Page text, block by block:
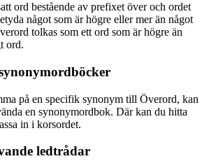
ord bestående av prefixet över och ordet
något som är högre eller mer än något
tolkas som ett ord som är högre än
ord.
på en specifik synonym till Överord, kan
en synonymordbok. Där kan du hitta
in i korsordet.
ledtrådar